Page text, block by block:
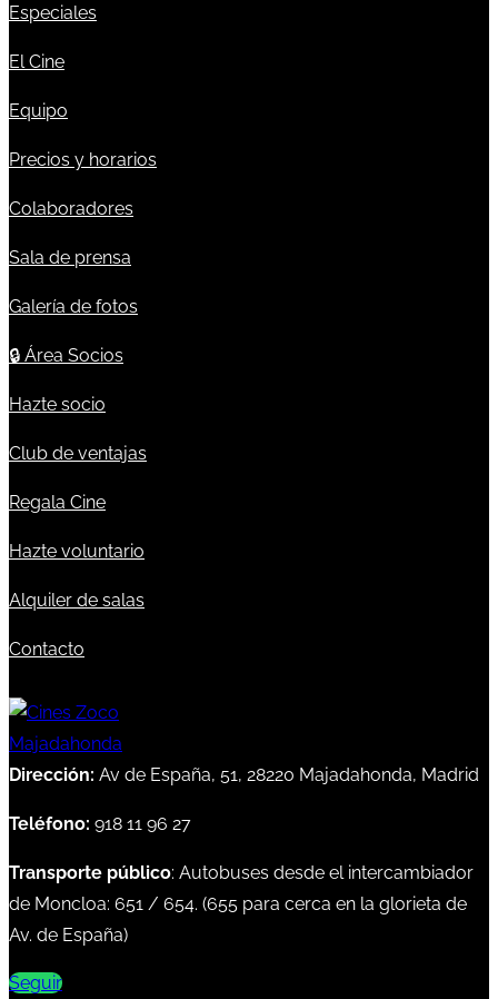
Especiales
El Cine
Equipo
Precios y horarios
Colaboradores
Sala de prensa
Galería de fotos
🔒 Área Socios
Hazte socio
Club de ventajas
Regala Cine
Hazte voluntario
Alquiler de salas
Contacto
Dirección: Av de España, 51, 28220 Majadahonda, Madrid
Teléfono: 918 11 96 27
Transporte público: Autobuses desde el intercambiador
de Moncloa: 651 / 654. (655 para cerca en la glorieta de
Av. de España)
Seguir